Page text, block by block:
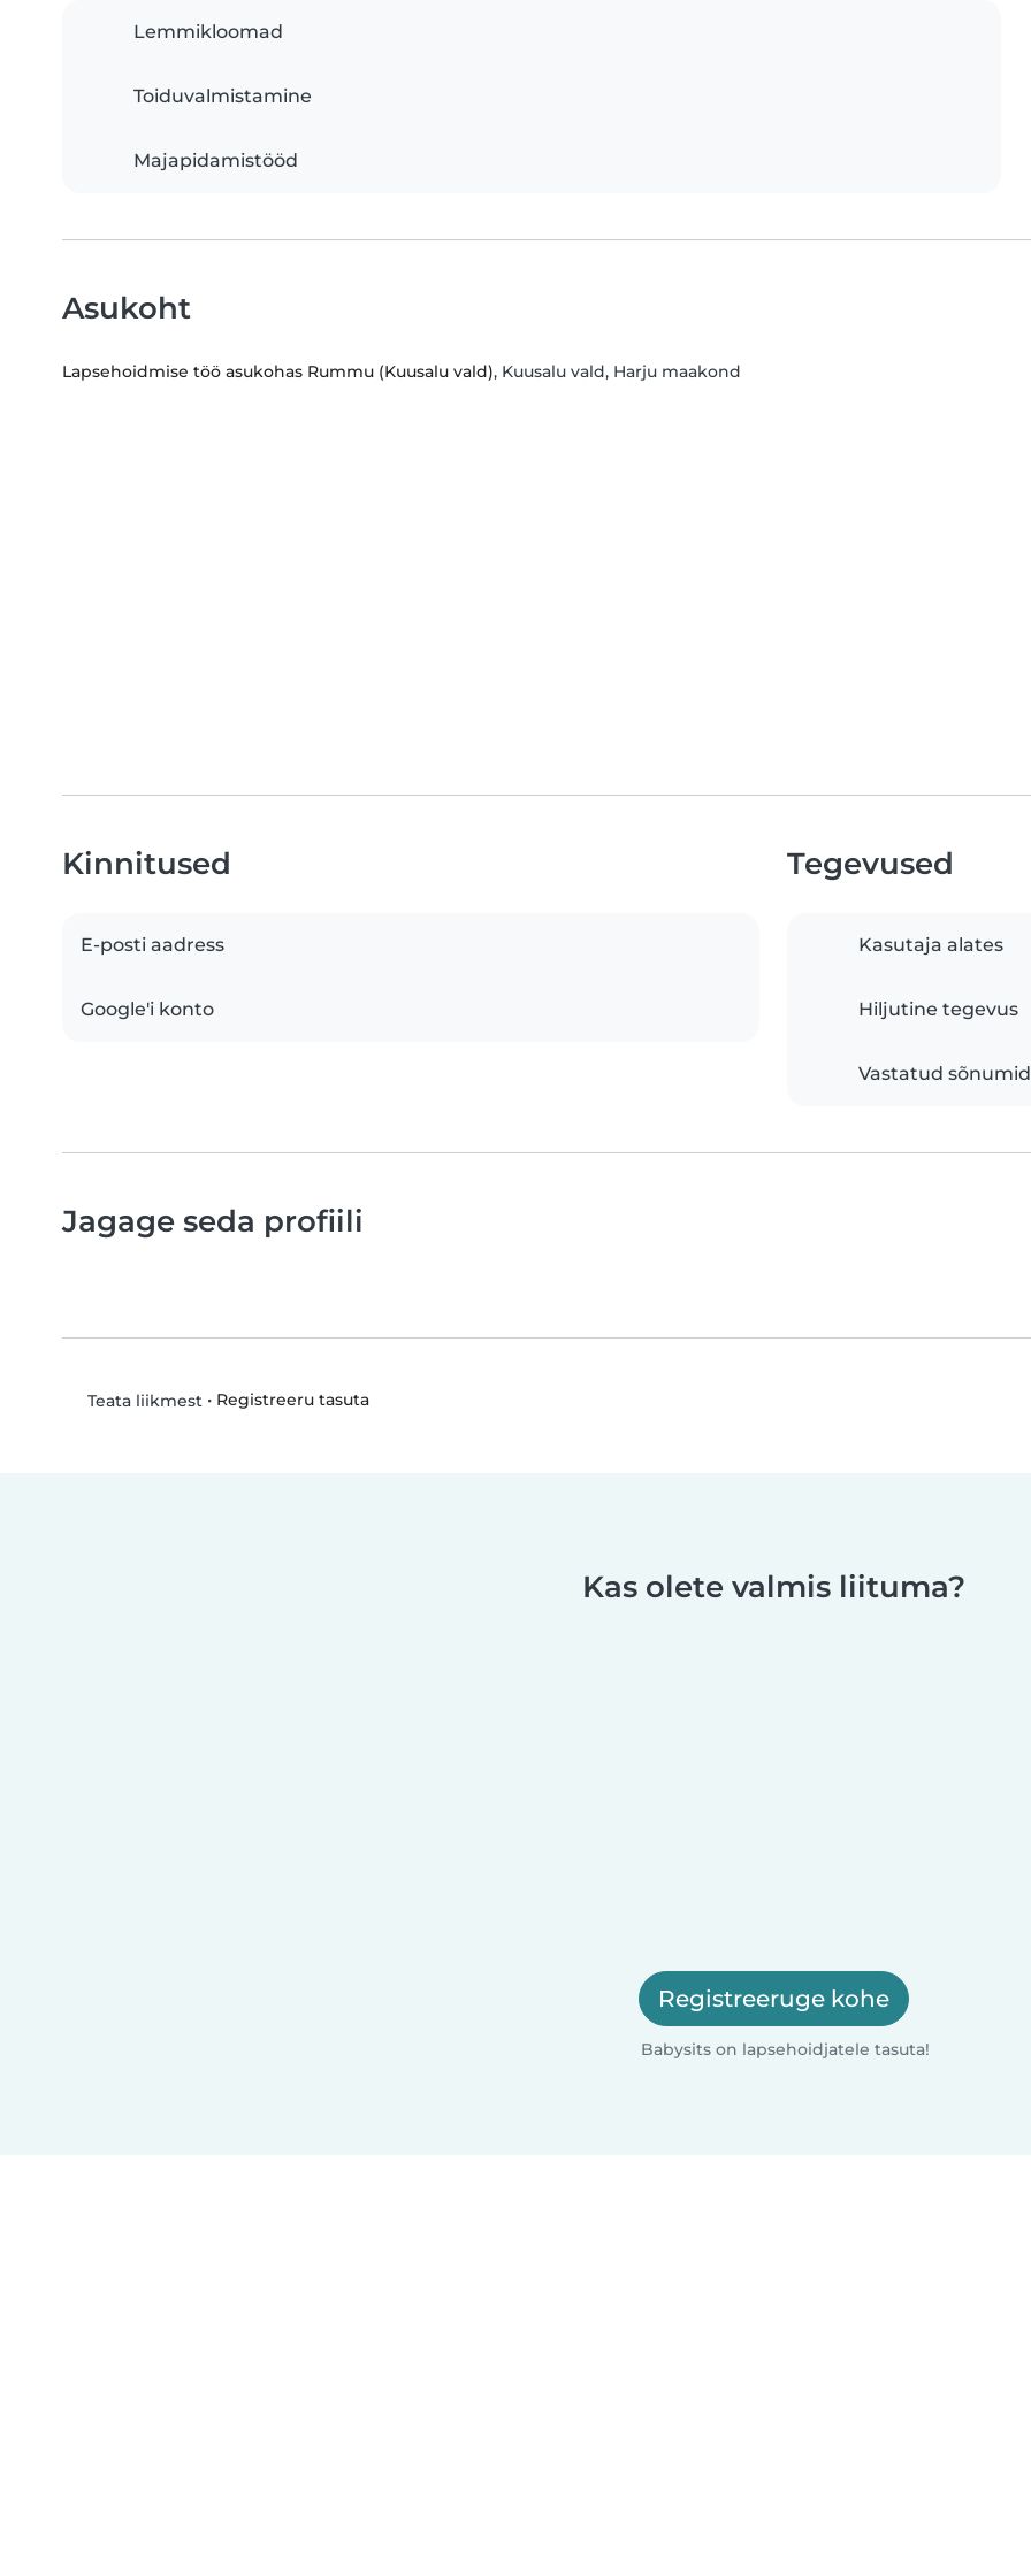
Lemmikloomad
Toiduvalmistamine
Majapidamistööd
Asukoht
Lapsehoidmise töö asukohas Rummu (Kuusalu vald), Kuusalu vald, Harju maakond
Kinnitused
E-posti aadress
Google'i konto
Tegevused
Kasutaja alates
Hiljutine tegevus
Vastatud sõnumid
Jagage seda profiili
Teata liikmest • Registreeru tasuta
Kas olete valmis liituma?
Registreeruge kohe
Babysits on lapsehoidjatele tasuta!